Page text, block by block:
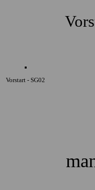
Vorstart - SG02